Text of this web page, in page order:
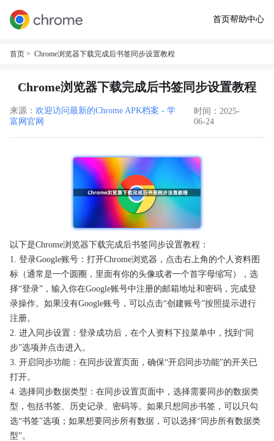
首页帮助中心
首页 > Chrome浏览器下载完成后书签同步设置教程
Chrome浏览器下载完成后书签同步设置教程
来源： 欢迎访问最新的Chrome APK档案 - 学
富网官网
时间：2025-
06-24
以下是Chrome浏览器下载完成后书签同步设置教程：
1. 登录Google账号：打开Chrome浏览器，点击右上角的个人资料图
标（通常是一个圆圈，里面有你的头像或者一个首字母缩写），选
择“登录”，输入你在Google账号中注册的邮箱地址和密码，完成登
录操作。如果没有Google账号，可以点击“创建账号”按照提示进行
注册。
2. 进入同步设置：登录成功后，在个人资料下拉菜单中，找到“同
步”选项并点击进入。
3. 开启同步功能：在同步设置页面，确保“开启同步功能”的开关已
打开。
4. 选择同步数据类型：在同步设置页面中，选择需要同步的数据类
型，包括书签、历史记录、密码等。如果只想同步书签，可以只勾
选“书签”选项；如果想要同步所有数据，可以选择“同步所有数据类
型”。